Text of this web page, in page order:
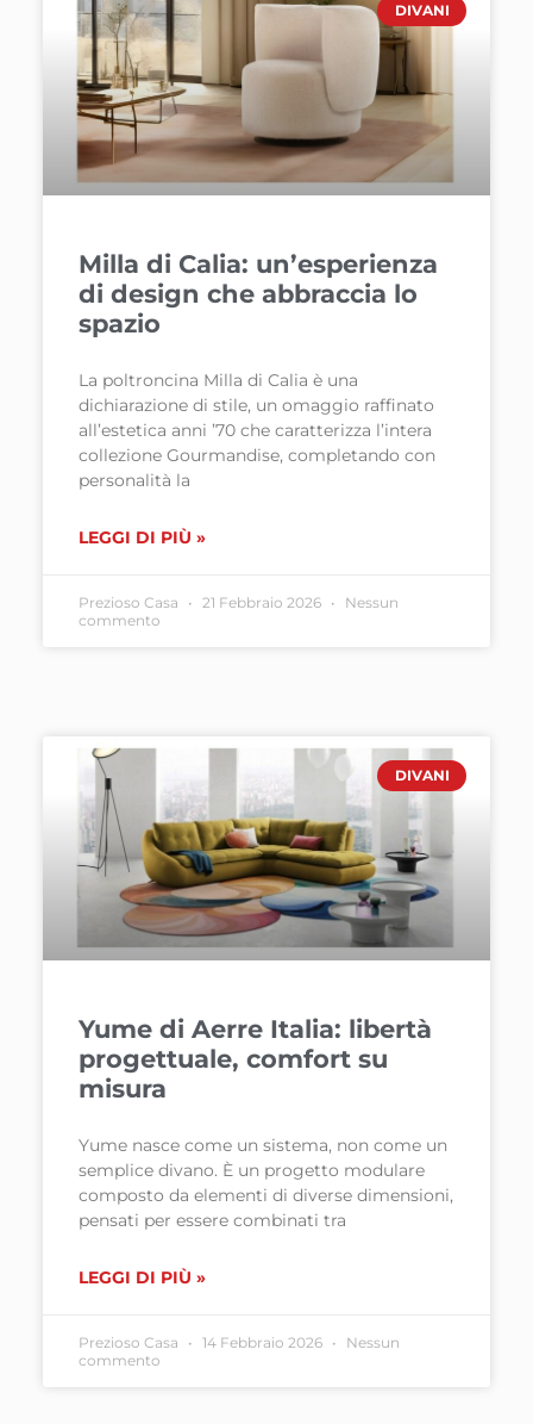
DIVANI
Milla di Calia: un’esperienza
di design che abbraccia lo
spazio
La poltroncina Milla di Calia è una
dichiarazione di stile, un omaggio raffinato
all’estetica anni ’70 che caratterizza l’intera
collezione Gourmandise, completando con
personalità la
LEGGI DI PIÙ »
Prezioso Casa 21 Febbraio 2026
Nessun
commento
DIVANI
Yume di Aerre Italia: libertà
progettuale, comfort su
misura
Yume nasce come un sistema, non come un
semplice divano. È un progetto modulare
composto da elementi di diverse dimensioni,
pensati per essere combinati tra
LEGGI DI PIÙ »
Prezioso Casa 14 Febbraio 2026
Nessun
commento